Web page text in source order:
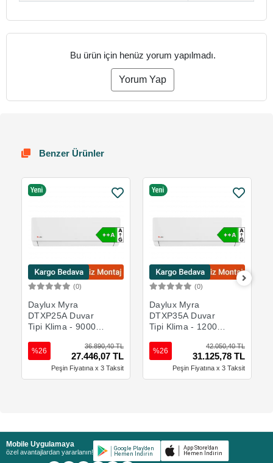
Bu ürün için henüz yorum yapılmadı.
Yorum Yap
Benzer Ürünler
(0)
Daylux Myra
DTXP25A Duvar
Tipi Klima - 9000
36.890,40 TL
27.446,07 TL
%26
Peşin Fiyatına x 3 Taksit
(0)
Daylux Myra
DTXP35A Duvar
Tipi Klima - 12000
42.050,40 TL
31.125,78 TL
%26
Peşin Fiyatına x 3 Taksit
Mobile Uygulamaya
özel avantajlardan yararlanın!